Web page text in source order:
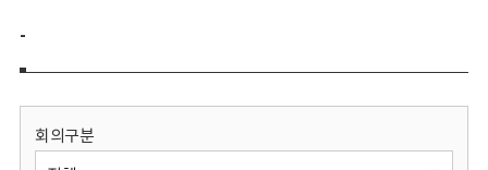
보
-
회의구분